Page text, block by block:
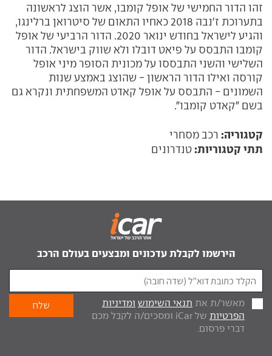
זהו הדור החמישי של אופל קומבו, אשר הוצג לראשונה
בתערוכת ז'נבה 2018 כאחיו התאום של סיטרואן ברלינגו,
והגיע לישראל בחודש ינואר 2020. הדור הרביעי של אופל
קומבו התבסס על פיאט דובלו ולא שווק בישראל. הדור
השלישי והשני התבססו על מכונית הסופר מיני אופל
קורסה ואילו הדור הראשון - שהוצג באמצע שנות
השמונים - התבסס על אופל קאדט המשפחתית ונקרא גם
בשם "קאדט קומבו".
קטגוריה: רכב מסחרי
תתי קטגוריות: טנדרונים
הירשמו לקבלת עדכונים ומבצעים בעולם הרכב
מאשר/ת את תנאי השימוש ומדיניות
הפרטיות
של iCar ומסכים/ה לקבל מכם
דברי פרסום.